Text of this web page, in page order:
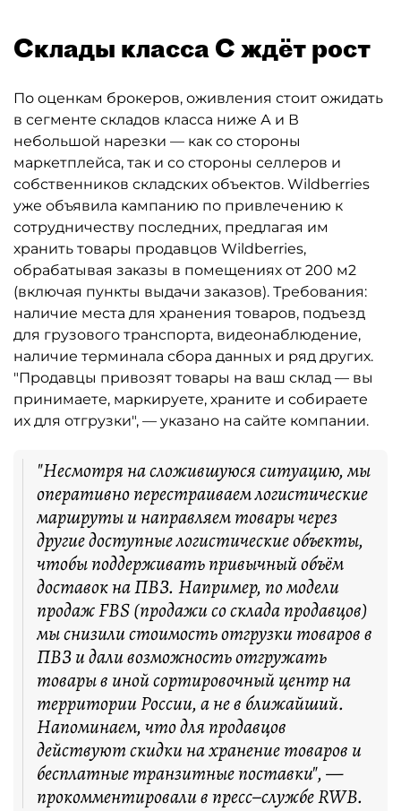
Склады класса С ждёт рост
По оценкам брокеров, оживления стоит ожидать
в сегменте складов класса ниже А и В
небольшой нарезки — как со стороны
маркетплейса, так и со стороны селлеров и
собственников складских объектов. Wildberries
уже объявила кампанию по привлечению к
сотрудничеству последних, предлагая им
хранить товары продавцов Wildberries,
обрабатывая заказы в помещениях от 200 м2
(включая пункты выдачи заказов). Требования:
наличие места для хранения товаров, подъезд
для грузового транспорта, видеонаблюдение,
наличие терминала сбора данных и ряд других.
"Продавцы привозят товары на ваш склад — вы
принимаете, маркируете, храните и собираете
их для отгрузки", — указано на сайте компании.
"Несмотря на сложившуюся ситуацию, мы
оперативно перестраиваем логистические
маршруты и направляем товары через
другие доступные логистические объекты,
чтобы поддерживать привычный объём
доставок на ПВЗ. Например, по модели
продаж FBS (продажи со склада продавцов)
мы снизили стоимость отгрузки товаров в
ПВЗ и дали возможность отгружать
товары в иной сортировочный центр на
территории России, а не в ближайший.
Напоминаем, что для продавцов
действуют скидки на хранение товаров и
бесплатные транзитные поставки", —
прокомментировали в пресс–службе RWB.